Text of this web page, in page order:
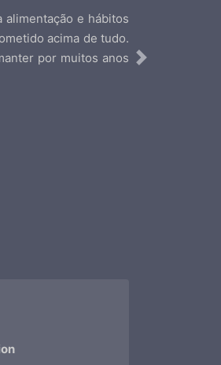
e hábitos
acima de tudo.
por muitos anos
Next